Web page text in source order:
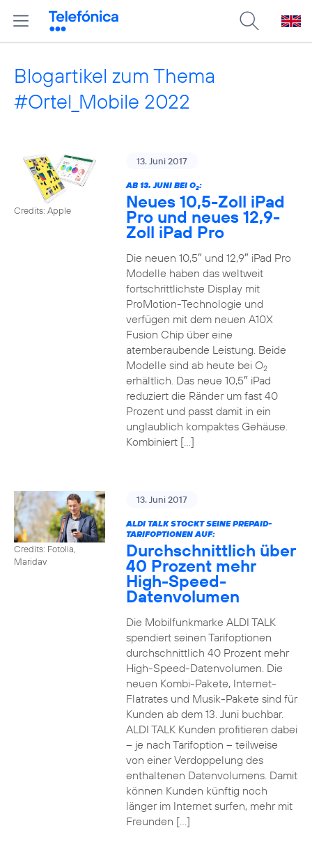
Blogartikel zum Thema
#Ortel_Mobile 2022
Credits: Apple
13. Juni 2017
AB 13. JUNI BEI O2:
Neues 10,5-Zoll iPad
Pro und neues 12,9-
Zoll iPad Pro
Die neuen 10,5″ und 12,9″ iPad Pro
Modelle haben das weltweit
fortschrittlichste Display mit
ProMotion-Technologie und
verfügen mit dem neuen A10X
Fusion Chip über eine
atemberaubende Leistung. Beide
Modelle sind ab heute bei O2
erhältlich. Das neue 10,5″ iPad
reduziert die Ränder um fast 40
Prozent und passt damit in ein
unglaublich kompaktes Gehäuse.
Kombiniert […]
Credits: Fotolia,
Maridav
13. Juni 2017
ALDI TALK STOCKT SEINE PREPAID-
TARIFOPTIONEN AUF:
Durchschnittlich über
40 Prozent mehr
High-Speed-
Datenvolumen
Die Mobilfunkmarke ALDI TALK
spendiert seinen Tarifoptionen
durchschnittlich 40 Prozent mehr
High-Speed-Datenvolumen. Die
neuen Kombi-Pakete, Internet-
Flatrates und Musik-Pakete sind für
Kunden ab dem 13. Juni buchbar.
ALDI TALK Kunden profitieren dabei
– je nach Tarifoption – teilweise
von einer Verdoppelung des
enthaltenen Datenvolumens. Damit
können Kunden künftig noch
länger im Internet surfen, mehr mit
Freunden […]